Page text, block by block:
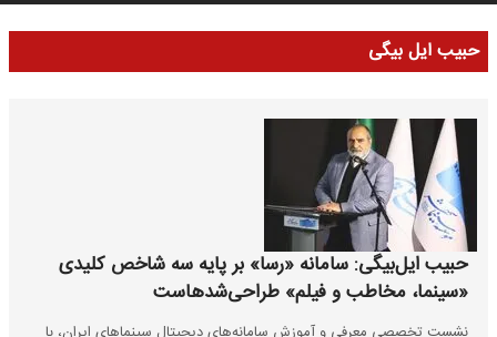
حبیب ایل بیگی
حبیب ایل‌بیگی: سامانه «رسا» بر پایه سه شاخص کلیدی
«سینما، مخاطب و فیلم» طراحی‌شدهاست